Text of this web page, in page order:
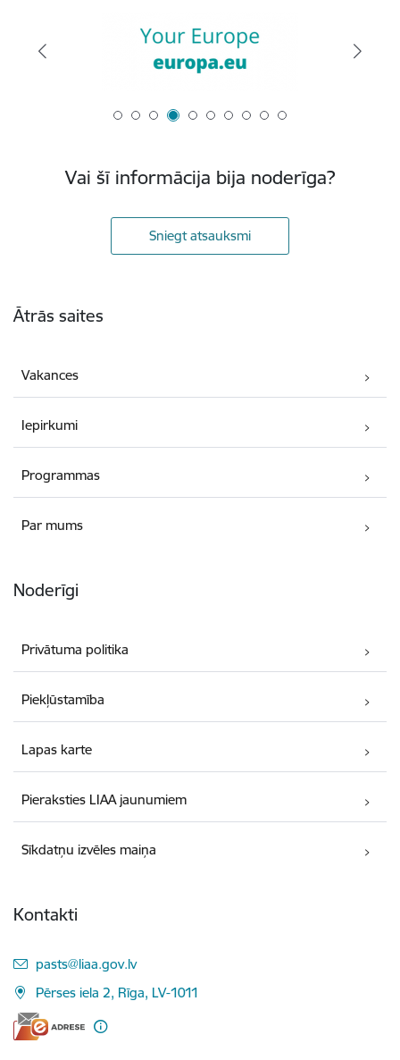
Vai šī informācija bija noderīga?
Sniegt atsauksmi
Ātrās saites
Vakances
Iepirkumi
Programmas
Par mums
Noderīgi
Privātuma politika
Piekļūstamība
Lapas karte
Pieraksties LIAA jaunumiem
Sīkdatņu izvēles maiņa
Kontakti
E-pasts:
pasts@liaa.gov.lv
Pērses iela 2, Rīga, LV-1011